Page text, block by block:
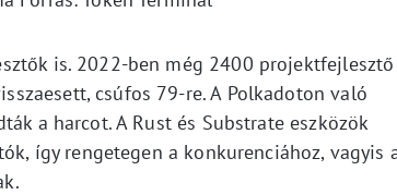
is. 2022-ben még 2400 projektfejlesztő
csúfos 79-re. A Polkadoton való
a harcot. A Rust és Substrate eszközök
így rengetegen a konkurenciához, vagyis